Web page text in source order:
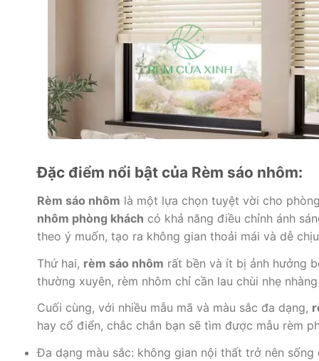
Đặc điểm nổi bật của Rèm sáo nhôm:
Rèm sáo nhôm là một lựa chọn tuyệt vời cho
nhôm phòng khách có khả năng điều chỉnh ánh
theo ý muốn, tạo ra không gian thoải mái và dễ
Thứ hai, rèm sáo nhôm rất bền và ít bị ảnh hưởng
thường xuyên, rèm nhôm chỉ cần lau chùi nhẹ
Cuối cùng, với nhiều mẫu mã và màu sắc đa dạng,
hay cổ điển, chắc chắn bạn sẽ tìm được mẫu rèm
Đa dạng màu sắc: không gian nội thất trở nên